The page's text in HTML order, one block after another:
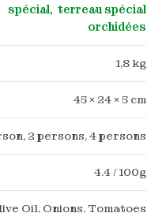
spécial
terreau spécial
orchidées
1,8 kg
45 × 24 × 5 cm
2 persons, 4 persons
4.4 / 100g
Oil, Onions, Tomatoes